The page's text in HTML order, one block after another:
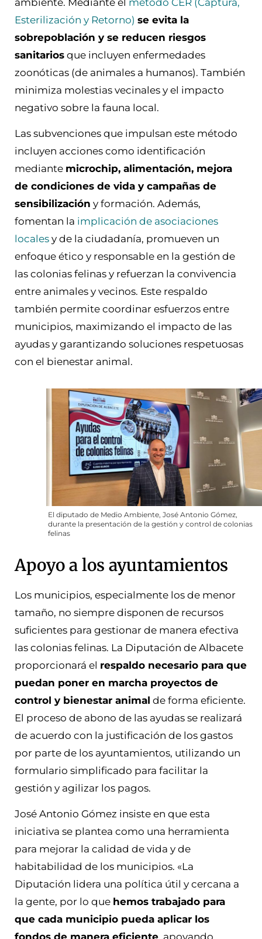
Esterilización y Retorno) se evita la
sobrepoblación y se reducen riesgos
sanitarios que incluyen enfermedades
zoonóticas (de animales a humanos). También
minimiza molestias vecinales y el impacto
negativo sobre la fauna local.
Las subvenciones que impulsan este método
incluyen acciones como identificación
mediante microchip, alimentación, mejora
de condiciones de vida y campañas de
sensibilización y formación. Además,
fomentan la implicación de asociaciones
locales y de la ciudadanía, promueven un
enfoque ético y responsable en la gestión de
las colonias felinas y refuerzan la convivencia
entre animales y vecinos. Este respaldo
también permite coordinar esfuerzos entre
municipios, maximizando el impacto de las
ayudas y garantizando soluciones respetuosas
con el bienestar animal.
El diputado de Medio Ambiente, José Antonio Gómez,
durante la presentación de la gestión y control de colonias
felinas
Apoyo a los ayuntamientos
Los municipios, especialmente los de menor
tamaño, no siempre disponen de recursos
suficientes para gestionar de manera efectiva
las colonias felinas. La Diputación de Albacete
proporcionará el respaldo necesario para que
puedan poner en marcha proyectos de
control y bienestar animal de forma eficiente.
El proceso de abono de las ayudas se realizará
de acuerdo con la justificación de los gastos
por parte de los ayuntamientos, utilizando un
formulario simplificado para facilitar la
gestión y agilizar los pagos.
José Antonio Gómez insiste en que esta
iniciativa se plantea como una herramienta
para mejorar la calidad de vida y de
habitabilidad de los municipios. «La
Diputación lidera una política útil y cercana a
la gente, por lo que hemos trabajado para
que cada municipio pueda aplicar los
fondos de manera eficiente, apoyando